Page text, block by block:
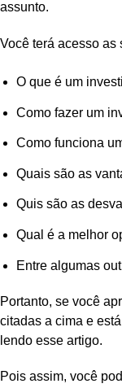
assunto.
Você terá acesso as
O que é um
Como fazer um
Como funciona
Quais são as
Quis são as
Qual é a melhor
Entre algumas
Portanto, se você
citadas a cima e
lendo esse artigo.
Pois assim, você